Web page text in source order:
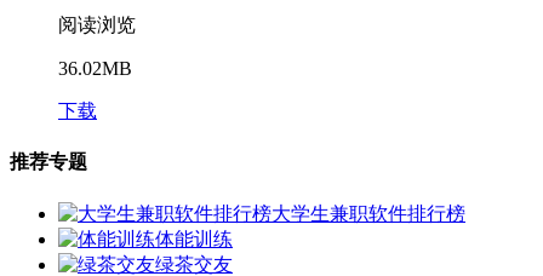
阅读浏览
36.02MB
下载
推荐专题
大学生兼职软件排行榜
体能训练
绿茶交友